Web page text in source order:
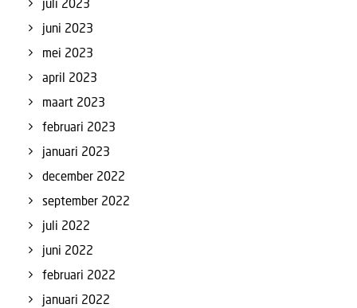
juli 2023
juni 2023
mei 2023
april 2023
maart 2023
februari 2023
januari 2023
december 2022
september 2022
juli 2022
juni 2022
februari 2022
januari 2022